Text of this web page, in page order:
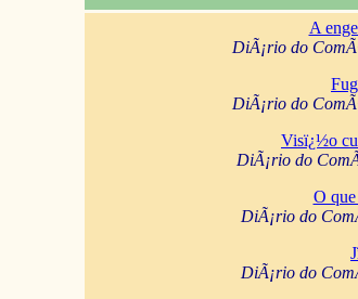
A
DiÃ¡rio do
DiÃ¡rio do
Visï¿½o
DiÃ¡rio do
O que
DiÃ¡rio do
DiÃ¡rio do